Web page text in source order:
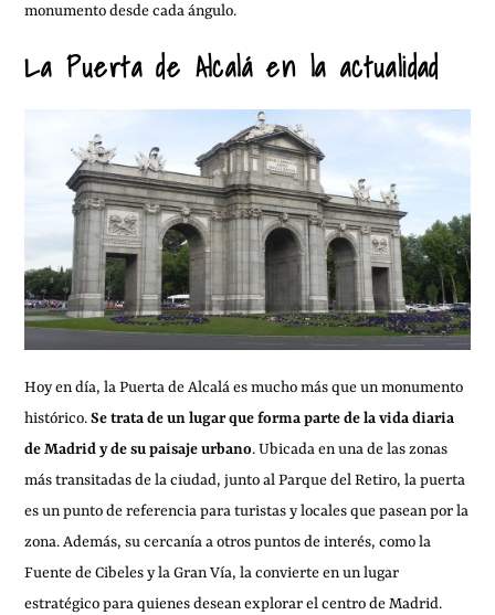
monumento desde cada ángulo.
La Puerta de Alcalá en la actualidad
Hoy en día, la Puerta de Alcalá es mucho más que un monumento
histórico.Se trata de un lugar que forma parte de la vida diaria
de Madrid y de su paisaje urbano. Ubicada en una de las zonas
más transitadas de la ciudad, junto al Parque del Retiro, la puerta
es un punto de referencia para turistas y locales que pasean por la
zona. Además, su cercanía a otros puntos de interés, como la
Fuente de Cibeles y la Gran Vía, la convierte en un lugar
estratégico para quienes desean explorar el centro de Madrid.